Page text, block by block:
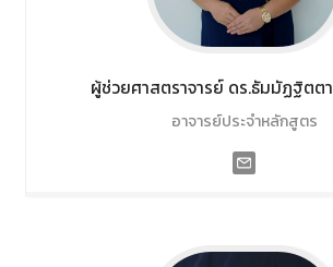
ผู้ช่วยศาสตราจารย์ ดร.ธัมมัฏฐิตตา
อาจารย์ประจำหลักสูตร